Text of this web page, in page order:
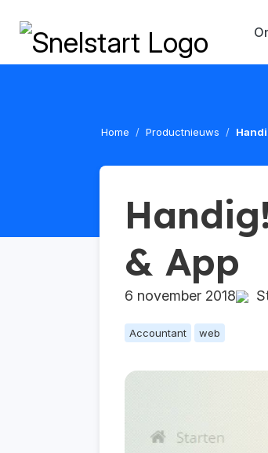
Home Productnieuws
& App
6 november 2018
Accountant web